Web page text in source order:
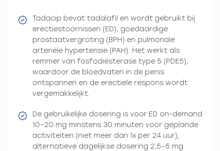
Tadacip bevat tadalafil en wordt gebruikt bij
erectiestoornissen (ED), goedaardige
prostaatvergroting (BPH) en pulmonale
arteriële hypertensie (PAH). Het werkt als
remmer van fosfodiësterase type 5 (PDE5),
waardoor de bloedvaten in de penis
ontspannen en de erectiele respons wordt
vergemakkelijkt.
De gebruikelijke dosering is voor ED on-demand
10–20 mg minstens 30 minuten voor geplande
activiteiten (niet meer dan 1x per 24 uur);
alternatieve dagelijkse dosering 2,5–5 mg